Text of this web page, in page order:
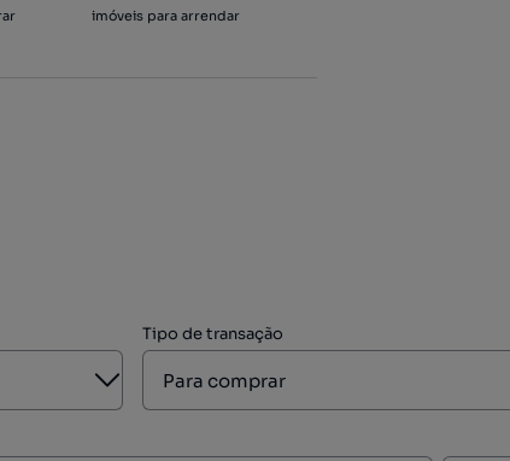
imóveis para arrendar
Aberto
Tipo de transação